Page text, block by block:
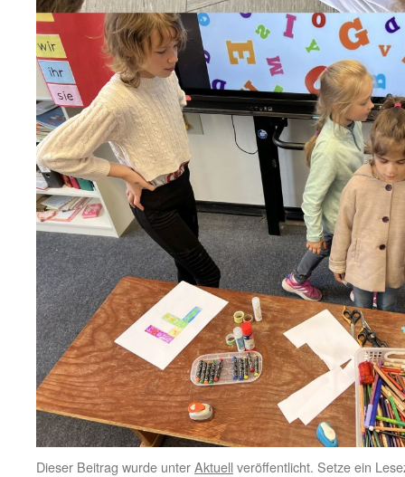
Dieser Beitrag wurde unterAktuell veröffentlicht. Setze ein